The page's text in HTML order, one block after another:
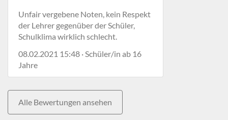
Unfair vergebene Noten, kein Respekt
der Lehrer gegenüber der Schüler,
Schulklima wirklich schlecht.
08.02.2021 15:48 · Schüler/in ab 16
Jahre
Alle Bewertungen ansehen